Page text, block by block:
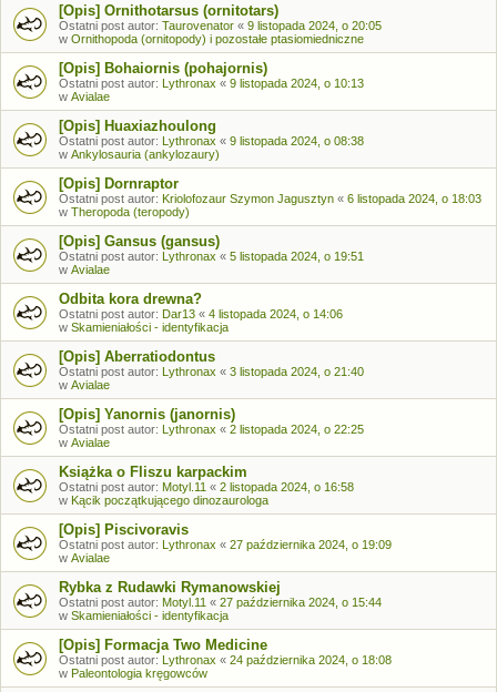
[Opis] Ornithotarsus (ornitotars)
Ostatni post autor: Taurovenator « 9 listopada 2024, o 20:05
w Ornithopoda (ornitopody) i pozostałe ptasiomiedniczne
[Opis] Bohaiornis (pohajornis)
Ostatni post autor: Lythronax « 9 listopada 2024, o 10:13
w Avialae
[Opis] Huaxiazhoulong
Ostatni post autor: Lythronax « 9 listopada 2024, o 08:38
w Ankylosauria (ankylozaury)
[Opis] Dornraptor
Ostatni post autor: Kriolofozaur Szymon Jagusztyn « 6 listopada 2024, o 18:03
w Theropoda (teropody)
[Opis] Gansus (gansus)
Ostatni post autor: Lythronax « 5 listopada 2024, o 19:51
w Avialae
Odbita kora drewna?
Ostatni post autor: Dar13 « 4 listopada 2024, o 14:06
w Skamieniałości - identyfikacja
[Opis] Aberratiodontus
Ostatni post autor: Lythronax « 3 listopada 2024, o 21:40
w Avialae
[Opis] Yanornis (janornis)
Ostatni post autor: Lythronax « 2 listopada 2024, o 22:25
w Avialae
Książka o Fliszu karpackim
Ostatni post autor: Motyl.11 « 2 listopada 2024, o 16:58
w Kącik początkującego dinozaurologa
[Opis] Piscivoravis
Ostatni post autor: Lythronax « 27 października 2024, o 19:09
w Avialae
Rybka z Rudawki Rymanowskiej
Ostatni post autor: Motyl.11 « 27 października 2024, o 15:44
w Skamieniałości - identyfikacja
[Opis] Formacja Two Medicine
Ostatni post autor: Lythronax « 24 października 2024, o 18:08
w Paleontologia kręgowców